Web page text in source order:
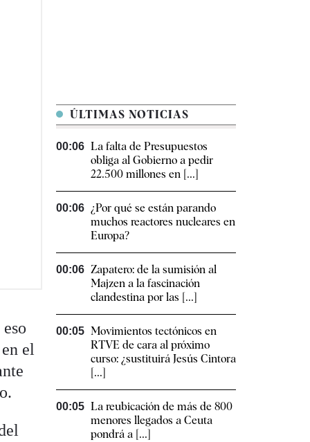
el
ÚLTIMAS NOTICIAS
00:06 La falta de Presupuestos
obliga al Gobierno a pedir
22.500 millones en [...]
00:06 ¿Por qué se están parando
muchos reactores nucleares en
Europa?
00:06 Zapatero: de la sumisión al
Majzen a la fascinación
clandestina por las [...]
00:05 Movimientos tectónicos en
RTVE de cara al próximo
curso: ¿sustituirá Jesús Cintora
[...]
00:05 La reubicación de más de 800
menores llegados a Ceuta
pondrá a [...]